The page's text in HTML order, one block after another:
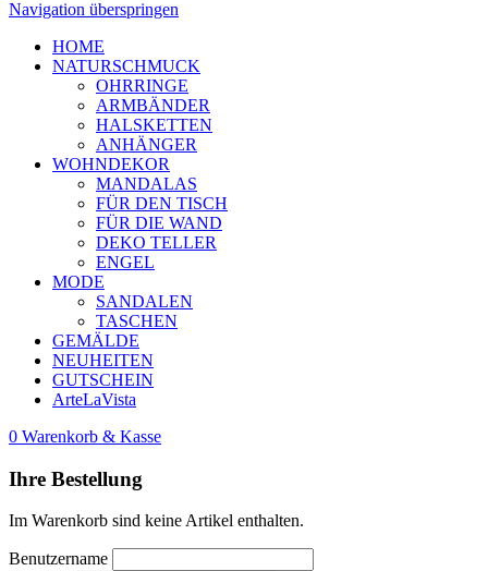
Navigation überspringen
HOME
NATURSCHMUCK
OHRRINGE
ARMBÄNDER
HALSKETTEN
ANHÄNGER
WOHNDEKOR
MANDALAS
FÜR DEN TISCH
FÜR DIE WAND
DEKO TELLER
ENGEL
MODE
SANDALEN
TASCHEN
GEMÄLDE
NEUHEITEN
GUTSCHEIN
ArteLaVista
0 Warenkorb & Kasse
Ihre Bestellung
Im Warenkorb sind keine Artikel enthalten.
Benutzername